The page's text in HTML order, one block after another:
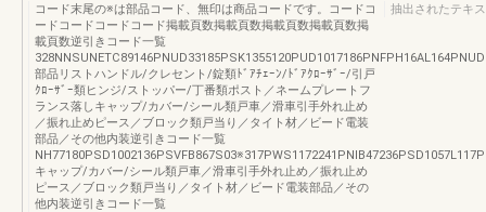
コード末尾の※は部品コード、無印は商品コードです。コードコ
ードコードコードコード掲載頁数掲載頁数掲載頁数掲載頁数掲
載頁数逆引きコード一覧
部品リストハンドル/クレセント/錠類ﾄﾞｱﾁｪｰﾝ/ﾄﾞｱｸﾛｰｻﾞｰ/引戸
ｸﾛｰｻﾞｰ類ヒンジ/ストッパー/丁番類ポスト／ネームプレートフ
ランス落しキャップ/カバー/シール類戸車／滑車引手外れ止め
／振れ止めピース／ブロック類戸当り／タイト材／ビード電装
部品／その他内装逆引きコード一覧
キャップ/カバー/シール類戸車／滑車引手外れ止め／振れ止め
ピース／ブロック類戸当り／タイト材／ビード電装部品／その
他内装逆引きコード一覧
抽出されたテキ